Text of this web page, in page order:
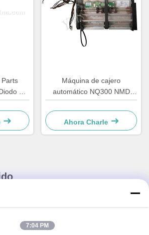
Parts
de
Máquina de cajero
automático NQ300 NMD
módulo de detección de
piezas A011263 para
equipos bancarios
Ahora Charle
Parque industrial comunitario Shunjiang,
7:04 PM